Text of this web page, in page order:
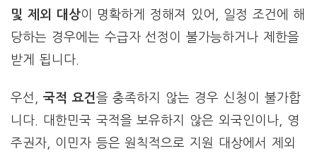
및 제외 대상이 명확하게 정해져 있어, 일정 조건에 해
당하는 경우에는 수급자 선정이 불가능하거나 제한을
받게 됩니다.
우선, 국적 요건을 충족하지 않는 경우 신청이 불가합
니다. 대한민국 국적을 보유하지 않은 외국인이나, 영
주권자, 이민자 등은 원칙적으로 지원 대상에서 제외